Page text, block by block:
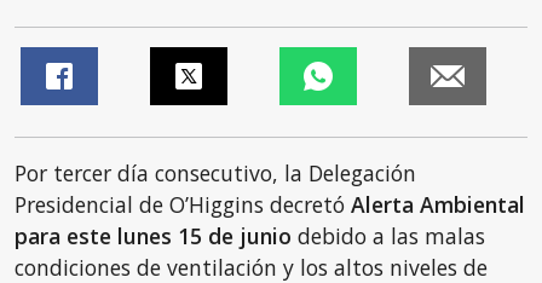
Por tercer día consecutivo, la Delegación
Presidencial de O’Higgins decretó Alerta Ambiental
para este lunes 15 de junio debido a las malas
condiciones de ventilación y los altos niveles de